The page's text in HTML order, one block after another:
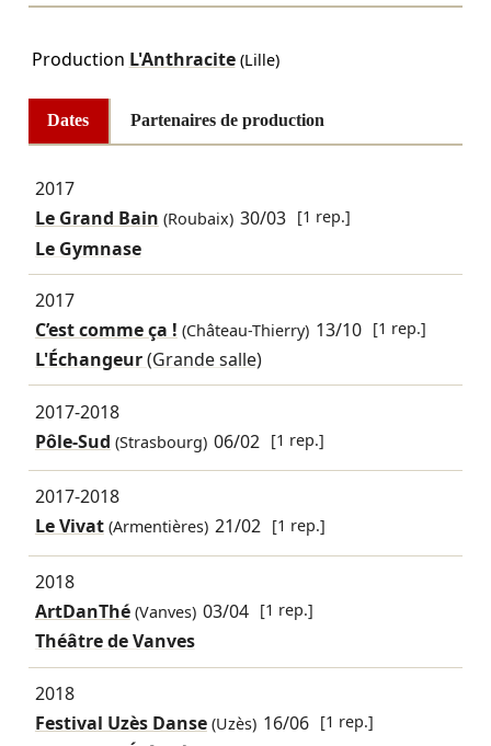
Production L'Anthracite(Lille)
Dates Partenaires de production
2017
Le Grand Bain (Roubaix) 30/03 [1 rep.]
Le Gymnase
2017
C’est comme ça ! (Château-Thierry) 13/10 [1 rep.]
L'Échangeur(Grande salle)
2017-2018
Pôle-Sud (Strasbourg) 06/02 [1 rep.]
2017-2018
Le Vivat(Armentières) 21/02 [1 rep.]
2018
ArtDanThé(Vanves) 03/04 [1 rep.]
Théâtre de Vanves
2018
Festival Uzès Danse(Uzès) 16/06 [1 rep.]